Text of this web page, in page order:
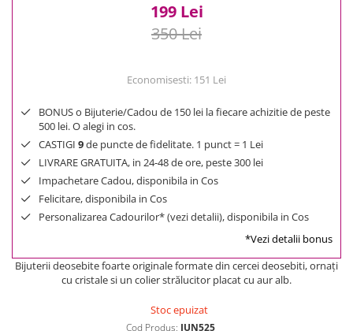
199 Lei
350 Lei
Economisesti: 151 Lei
BONUS o Bijuterie/Cadou de 150 lei la fiecare achizitie de peste
500 lei. O alegi in cos.
CASTIGI 9de puncte de fidelitate. 1 punct = 1 Lei
LIVRARE GRATUITA, in 24-48 de ore, peste 300 lei
Impachetare Cadou, disponibila in Cos
Felicitare, disponibila in Cos
Personalizarea Cadourilor* (vezi detalii), disponibila in Cos
*Vezi detalii bonus
Bijuterii deosebite foarte originale formate din cercei deosebiti, ornați
cu cristale si un colier strălucitor placat cu aur alb.
Stoc epuizat
Cod Produs: IUN525